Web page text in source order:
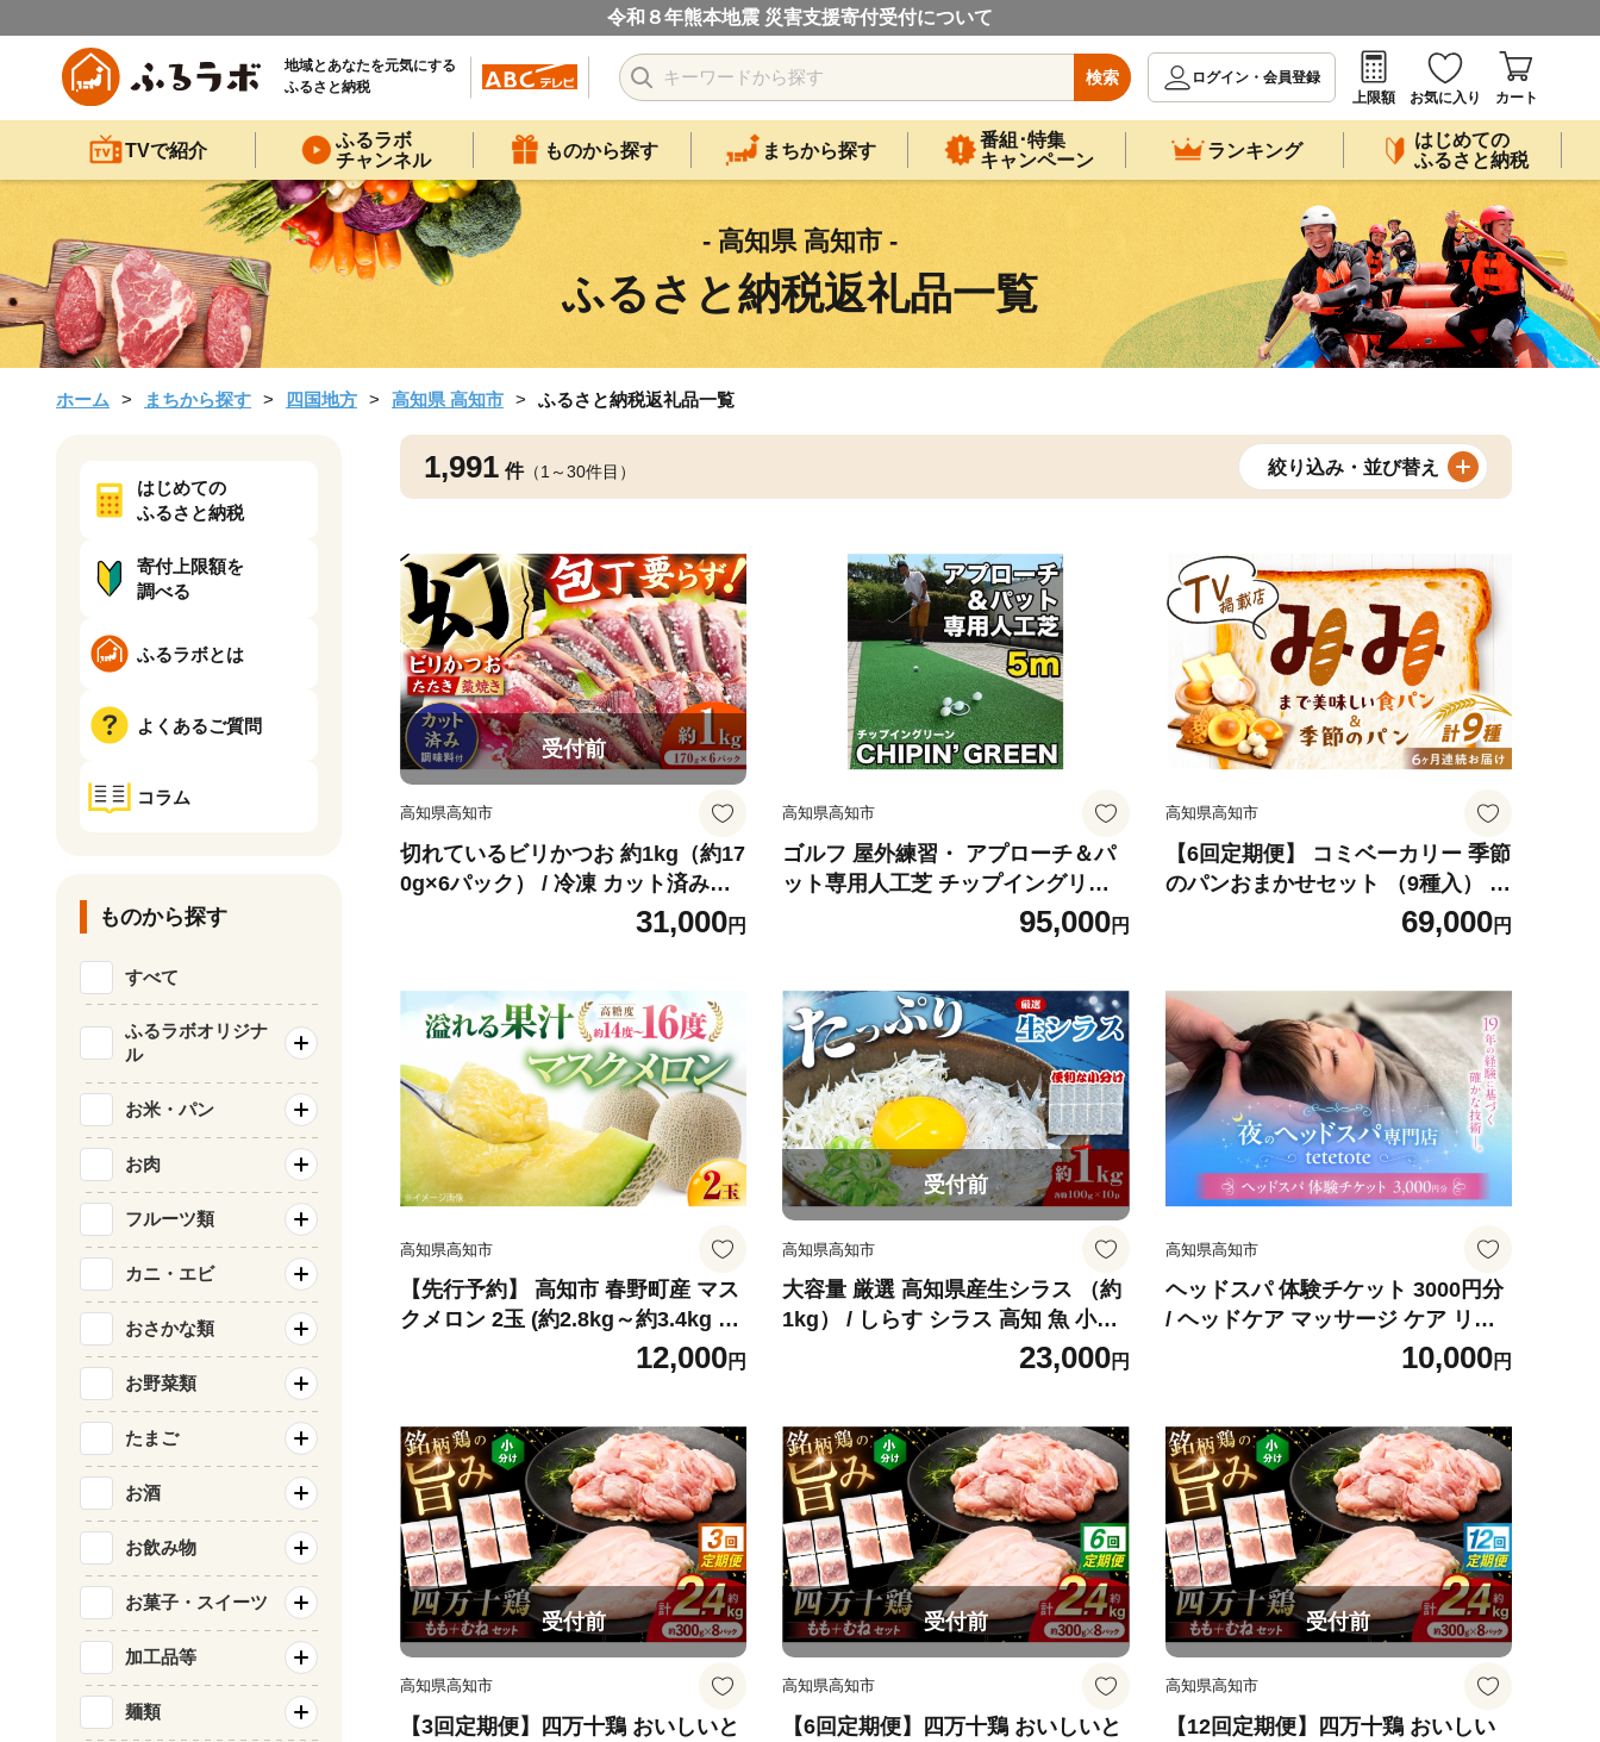
令和８年熊本地震 災害支援寄付受付について
地域とあなたを元気にする
ふるさと納税
検索
ログイン・会員登録
上限額
お気に入り カート
TVで紹介
ふるラボ
チャンネル
ものから探す まちから探す
番組･特集
キャンペーン
ランキング
はじめての
ふるさと納税
- 高知県 高知市 -
ふるさと納税返礼品一覧
ホーム まちから探す 四国地方 高知県 高知市 ふるさと納税返礼品一覧
1,991 件（1～30件目） 絞り込み・並び替え
受付前
高知県高知市
切れているビリかつお 約1kg（約17
0g×6パック） / 冷凍 カット済みカ
ツオ【有限会社ゆず庵】 [ATHM00
31,000円
高知県高知市
ゴルフ 屋外練習・ アプローチ＆パ
ット専用人工芝 チップイングリー
ン CHIPIN'GREEN 90cm×5m 【パ
ターマット工房PROゴルフショッ
95,000円
高知県高知市
【6回定期便】 コミベーカリー 季節
のパンおまかせセット （9種入） /
高知 コミ パン 食パン 菓子パン 季
節 おまかせ セット 詰め合わせ 【株
2]
69,000円
高知県高知市
【先行予約】 高知市 春野町産 マス
クメロン 2玉 (約2.8kg～約3.4kg 箱
重量込み) 〈2026年9月10日～2026
年9月15日発送〉 【片山農園】 [AT
12,000円
受付前
高知県高知市
大容量 厳選 高知県産生シラス （約
1kg） / しらす シラス 高知 魚 小魚
魚介類 海鮮 冷凍 真空 個包装 【ア
ジアマリン有限会社】 [ATCM002]
23,000円
高知県高知市
ヘッドスパ 体験チケット 3000円分
/ ヘッドケア マッサージ ケア リフ
レッシュ リラックス 体験 チケット
【夜のヘッドスパ専門店tetetote】
10,000円
受付前
高知県高知市
【3回定期便】四万十鶏 おいしいと
受付前
高知県高知市
【6回定期便】四万十鶏 おいしいと
受付前
高知県高知市
【12回定期便】四万十鶏 おいしい
はじめての
ふるさと納税
寄付上限額を
調べる
ふるラボとは
よくあるご質問
コラム
ものから探す
すべて
ふるラボオリジナ
ル
お米・パン
お肉
フルーツ類
カニ・エビ
おさかな類
お野菜類
たまご
お酒
お飲み物
お菓子・スイーツ
加工品等
麺類